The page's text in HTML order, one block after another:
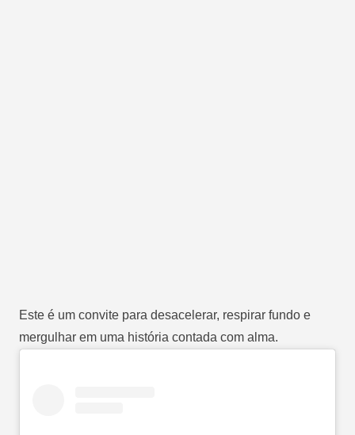
Este é um convite para desacelerar, respirar fundo e
mergulhar em uma história contada com alma.